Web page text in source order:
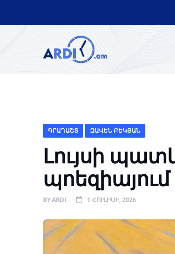
ԳՐԱԴԱՇՏ ԶԱՎԵՆ ԲԵԿՅԱՆ
Լույսի
պոեզիայում
BYARDI 1 ՀՈՒԼԻՍԻ, 2026